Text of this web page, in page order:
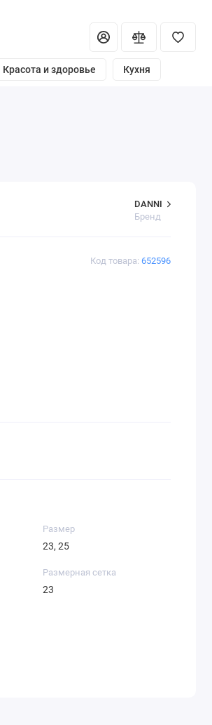
Красота и здоровье Кухня
Код товара: 652596
DANNI
Бренд
Размер
23, 25
Размерная сетка
23